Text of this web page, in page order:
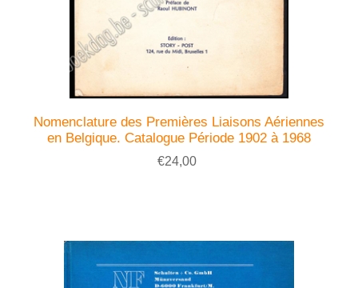
Nomenclature des Premières Liaisons Aériennes
en Belgique. Catalogue Période 1902 à 1968
€24,00